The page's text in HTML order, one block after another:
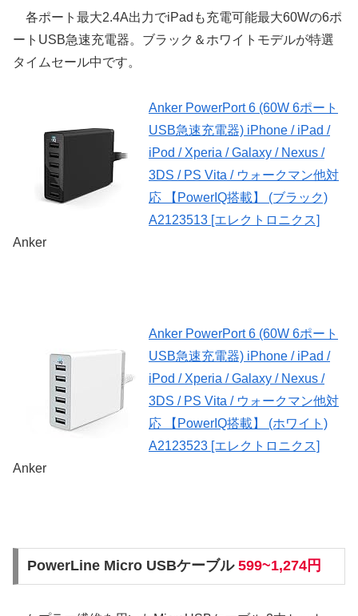
各ポート最大2.4A出力でiPadも充電可能最大60Wの6ポ
ートUSB急速充電器。ブラック＆ホワイトモデルが特選
タイムセール中です。
Anker PowerPort 6 (60W 6ポート
USB急速充電器) iPhone / iPad /
iPod / Xperia / Galaxy / Nexus /
3DS / PS Vita / ウォークマン他対
応 【PowerIQ搭載】 (ブラック)
A2123513 [エレクトロニクス]
Anker
Anker PowerPort 6 (60W 6ポート
USB急速充電器) iPhone / iPad /
iPod / Xperia / Galaxy / Nexus /
3DS / PS Vita / ウォークマン他対
応 【PowerIQ搭載】 (ホワイト)
A2123523 [エレクトロニクス]
Anker
PowerLine Micro USBケーブル 599~1,274円